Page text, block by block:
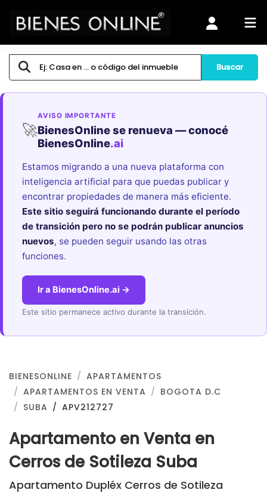
Buscar
🚀
AVISO IMPORTANTE
BienesOnline se renueva — conocé
BienesOnline.ai
Estamos migrando a una nueva plataforma con
inteligencia artificial para que puedas publicar y
encontrar propiedades de manera más eficiente.
Este sitio seguirá funcionando durante el período
de transición pero no se podrán publicar anuncios
nuevos, se pueden seguir usando las otras
funciones.
Ir a BienesOnline.ai →
Este sitio permanece activo durante la transición.
BIENESONLINE
APARTAMENTOS
APARTAMENTOS EN VENTA
BOGOTA D.C
SUBA
APV212727
Apartamento en Venta en
Cerros de Sotileza Suba
Apartamento Dupléx Cerros de Sotileza